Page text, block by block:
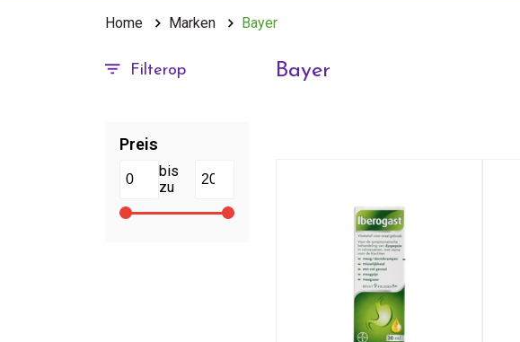
Home Marken Bayer
Filterop
Preis
bis
zu
Bayer